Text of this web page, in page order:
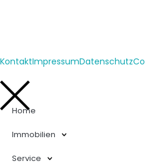
KontaktImpressumDatenschutz
Home
Immobilien
Service